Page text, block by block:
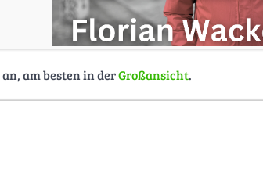
am besten in derGroßansicht.